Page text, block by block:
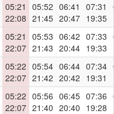
05:21
22:08
05:52
21:45
06:41
20:47
07:31
19:35
05:21
22:07
05:53
21:43
06:42
20:44
07:33
19:33
05:22
22:07
05:54
21:42
06:44
20:42
07:34
19:31
05:22
22:07
05:56
21:40
06:45
20:40
07:36
19:28